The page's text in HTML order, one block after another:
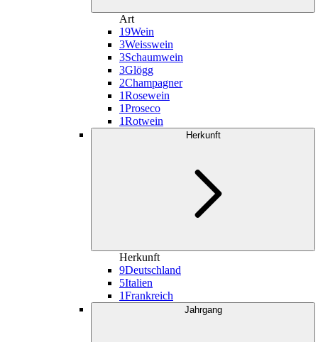
Art
19Wein
3Weisswein
3Schaumwein
3Glögg
2Champagner
1Rosewein
1Proseco
1Rotwein
Herkunft
Herkunft
9Deutschland
5Italien
1Frankreich
Jahrgang